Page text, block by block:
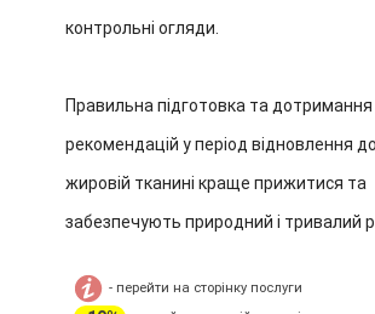
контрольні огляди.
Правильна підготовка та дотримання
рекомендацій у період відновлення
жировій тканині краще прижитися та
забезпечують природний і тривалий
- перейти на сторінку послуги